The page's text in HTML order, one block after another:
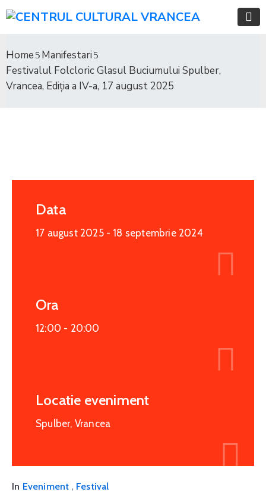
Home
Manifestari
Festivalul Folcloric Glasul Buciumului Spulber,
Vrancea, Ediţia a IV-a, 17 august 2025
Data
17 august 2025 - 18 septembrie 2024
Ora
12:00 - 20:00
Locatie eveniment
Spulber, Vrancea
In Eveniment , Festival